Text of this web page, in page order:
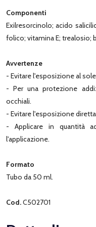
Componenti
Exilresorcinolo; acido
folico; vitamina E; trealosio;
Avvertenze
- Evitare l'esposizione al
- Per una protezione
occhiali.
- Evitare l'esposizione
- Applicare in quantità
l'applicazione.
Formato
Tubo da 50 ml.
Cod.C502701